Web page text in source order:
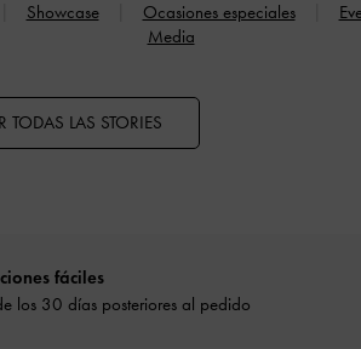
Showcase Ocasiones especiales
Media
TODAS LAS STORIES
fáciles
los 30 días posteriores al pedido